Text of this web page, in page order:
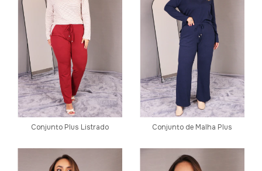
Conjunto Plus Listrado Conjunto de Malha Plus